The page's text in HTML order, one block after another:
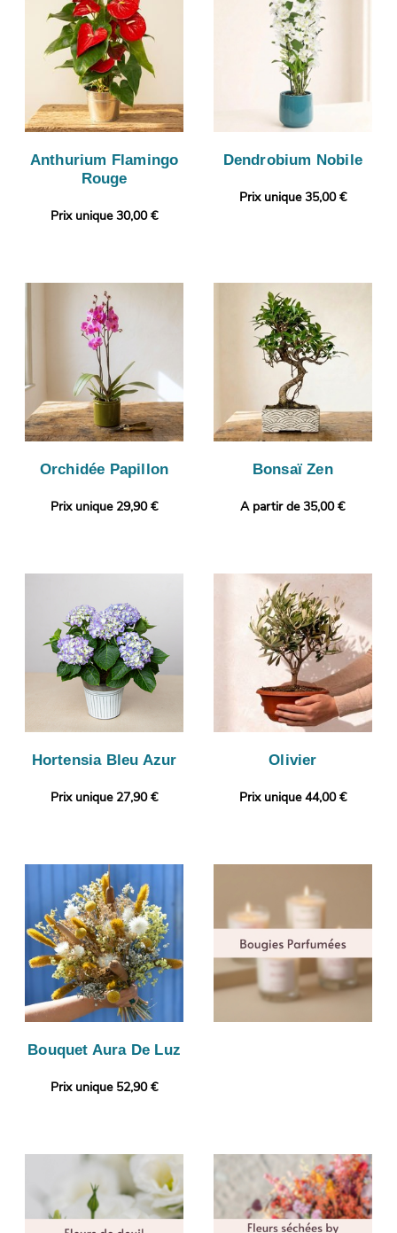
Anthurium Flamingo
Rouge
Prix unique 30,00 €
Dendrobium Nobile
Prix unique 35,00 €
Orchidée Papillon
Prix unique 29,90 €
Bonsaï Zen
A partir de 35,00 €
Hortensia Bleu Azur
Prix unique 27,90 €
Olivier
Prix unique 44,00 €
Bouquet Aura De Luz
Prix unique 52,90 €